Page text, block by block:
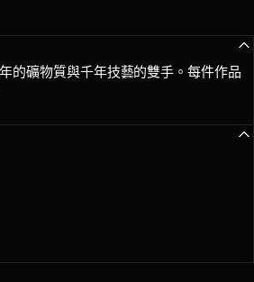
的礦物質與千年技藝的雙手。每件作品